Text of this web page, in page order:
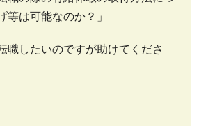
等は可能なのか？」
職したいのですが助けてくださ